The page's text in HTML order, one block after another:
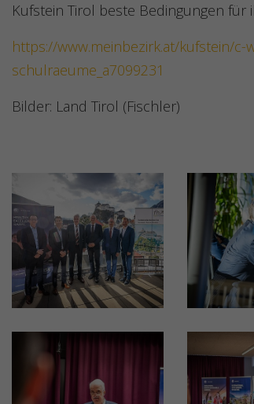
Kufstein Tirol beste Bedingungen
https://www.meinbezirk.at/kufstein/
schulraeume_a7099231
Bilder: Land Tirol (Fischler)